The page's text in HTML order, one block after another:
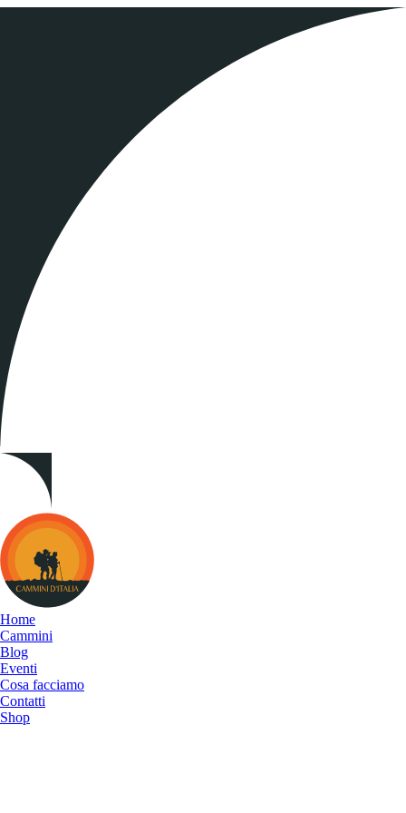
Cammini
d&#039;Italia
Home
Cammini
Blog
Eventi
Cosa facciamo
Contatti
Shop